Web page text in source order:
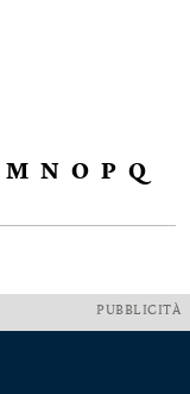
M N O P Q
PUBBLICITÀ